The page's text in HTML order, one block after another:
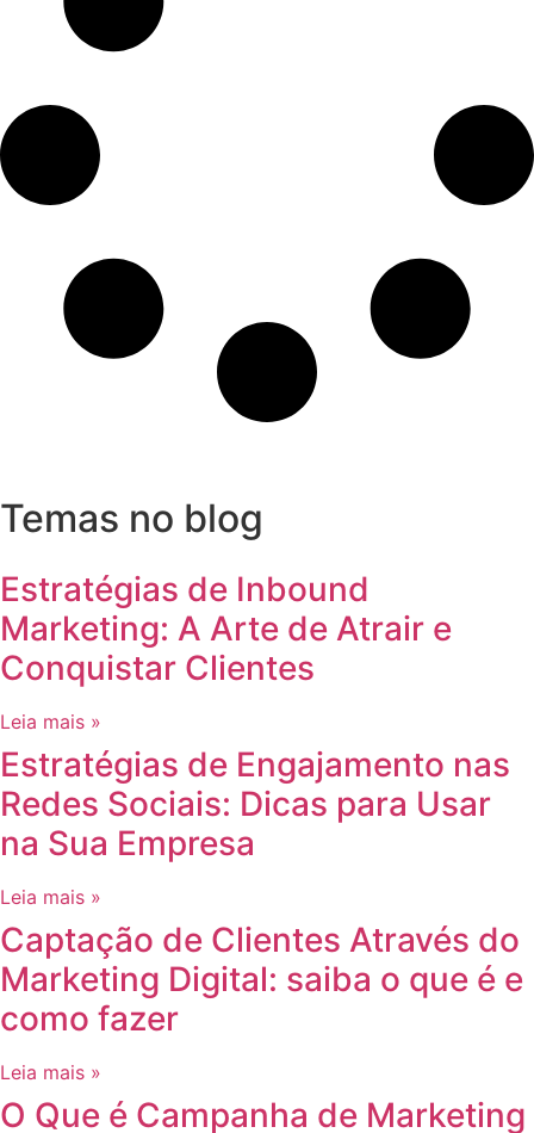
Temas no blog
Estratégias de Inbound
Marketing: A Arte de Atrair e
Conquistar Clientes
Leia mais »
Estratégias de Engajamento nas
Redes Sociais: Dicas para Usar
na Sua Empresa
Leia mais »
Captação de Clientes Através do
Marketing Digital: saiba o que é e
como fazer
Leia mais »
O Que é Campanha de Marketing